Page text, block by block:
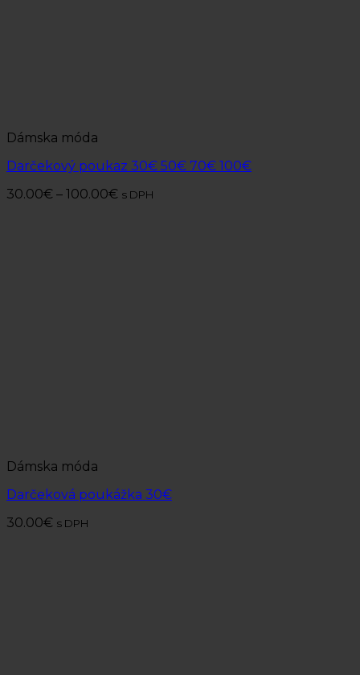
Dámska móda
Darčekový poukaz 30€ 50€ 70€ 100€
30.00€ – 100.00€ s DPH
Dámska móda
Darčeková poukážka 30€
30.00€ s DPH